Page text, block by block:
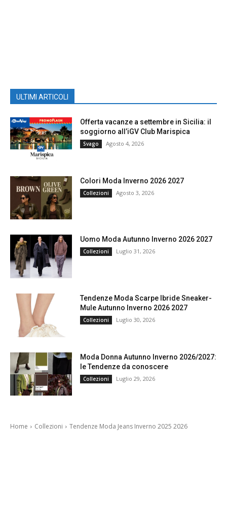
ULTIMI ARTICOLI
Offerta vacanze a settembre in Sicilia: il
soggiorno all’iGV Club Marispica
Svago Agosto 4, 2026
Colori Moda Inverno 2026 2027
Collezioni Agosto 3, 2026
Uomo Moda Autunno Inverno 2026 2027
Collezioni Luglio 31, 2026
Tendenze Moda Scarpe Ibride Sneaker-
Mule Autunno Inverno 2026 2027
Collezioni Luglio 30, 2026
Moda Donna Autunno Inverno 2026/2027:
le Tendenze da conoscere
Collezioni Luglio 29, 2026